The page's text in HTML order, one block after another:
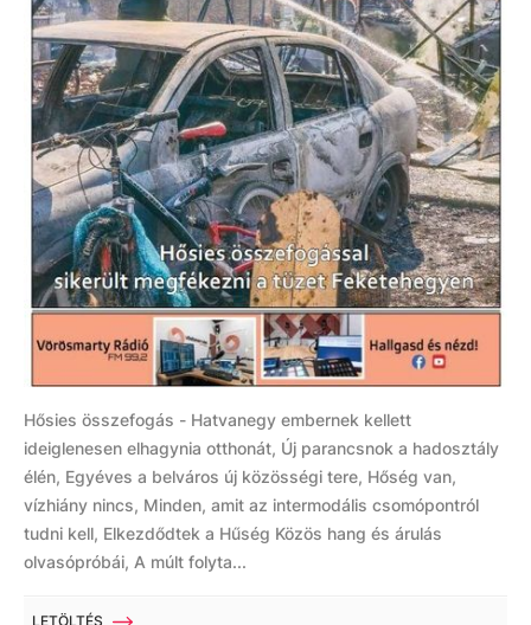
Hősies összefogás - Hatvanegy embernek kellett
ideiglenesen elhagynia otthonát, Új parancsnok a hadosztály
élén, Egyéves a belváros új közösségi tere, Hőség van,
vízhiány nincs, Minden, amit az intermodális csomópontról
tudni kell, Elkezdődtek a Hűség Közös hang és árulás
olvasópróbái, A múlt folyta...
LETÖLTÉS